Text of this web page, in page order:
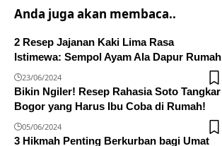
Anda juga akan membaca..
2 Resep Jajanan Kaki Lima Rasa
Istimewa: Sempol Ayam Ala Dapur Rumah
23/06/2024
Bikin Ngiler! Resep Rahasia Soto Tangkar
Bogor yang Harus Ibu Coba di Rumah!
05/06/2024
3 Hikmah Penting Berkurban bagi Umat